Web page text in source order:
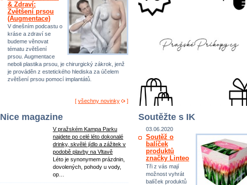
& Zdraví:
Zvětšení prsou
(Augmentace)
V dnešním podcastu o
kráse a zdraví se
budeme věnovat
tématu zvětšení
prsou. Augmentace
neboli plastika prsou, je chirurgický zákrok, jenž
je prováděn z estetického hlediska za účelem
zvětšení prsou pomocí implantátů.
[ všechny novinky ]
Nice magazine
V pražském Kampa Parku
najdete po celé léto dokonalé
drinky, skvělé jídlo a zážitek v
podobě plavby na Vltavě
Léto je synonymem prázdnin,
dovolených, pohody u vody,
op…
Soutěžte s IK
03.06.2020
Soutěž o
balíček
produktů
značky Linteo
Tři z vás mají
možnost vyhrát
balíček produktů